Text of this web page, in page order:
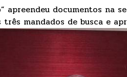
apreendeu documentos na
mandados de busca e